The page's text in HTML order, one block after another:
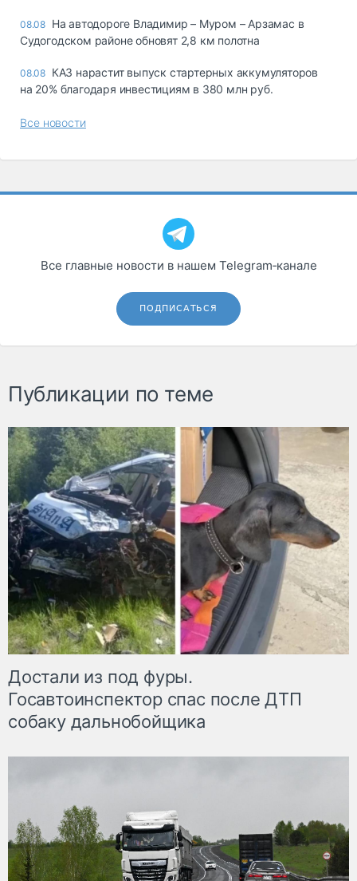
08.08 На автодороге Владимир – Муром – Арзамас в
Судогодском районе обновят 2,8 км полотна
08.08 КАЗ нарастит выпуск стартерных аккумуляторов
на 20% благодаря инвестициям в 380 млн руб.
Все новости
Все главные новости в нашем Telegram‑канале
ПОДПИСАТЬСЯ
Публикации по теме
Достали из под фуры.
Госавтоинспектор спас после ДТП
собаку дальнобойщика